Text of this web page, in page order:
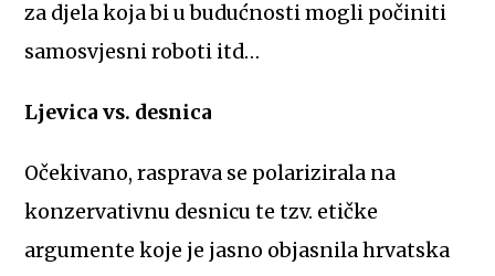
za djela koja bi u budućnosti mogli počiniti
samosvjesni roboti itd…
Ljevica vs. desnica
Očekivano, rasprava se polarizirala na
konzervativnu desnicu te tzv. etičke
argumente koje je jasno objasnila hrvatska